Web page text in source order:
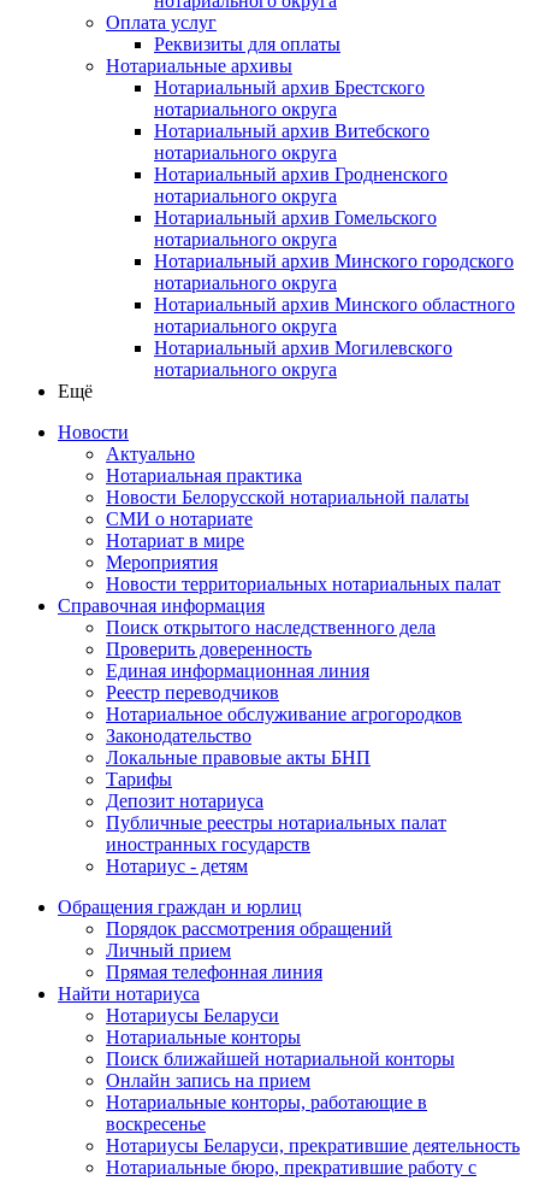
Оплата услуг
Реквизиты для оплаты
Нотариальные архивы
Нотариальный архив Брестского
нотариального округа
Нотариальный архив Витебского
нотариального округа
Нотариальный архив Гродненского
нотариального округа
Нотариальный архив Гомельского
нотариального округа
Нотариальный архив Минского городского
нотариального округа
Нотариальный архив Минского областного
нотариального округа
Нотариальный архив Могилевского
нотариального округа
Ещё
Новости
Актуально
Нотариальная практика
Новости Белорусской нотариальной палаты
СМИ о нотариате
Нотариат в мире
Мероприятия
Новости территориальных нотариальных палат
Справочная информация
Поиск открытого наследственного дела
Проверить доверенность
Единая информационная линия
Реестр переводчиков
Нотариальное обслуживание агрогородков
Законодательство
Локальные правовые акты БНП
Тарифы
Депозит нотариуса
Публичные реестры нотариальных палат
иностранных государств
Нотариус - детям
Обращения граждан и юрлиц
Порядок рассмотрения обращений
Личный прием
Прямая телефонная линия
Найти нотариуса
Нотариусы Беларуси
Нотариальные конторы
Поиск ближайшей нотариальной конторы
Онлайн запись на прием
Нотариальные конторы, работающие в
воскресенье
Нотариусы Беларуси, прекратившие деятельность
Нотариальные бюро, прекратившие работу с